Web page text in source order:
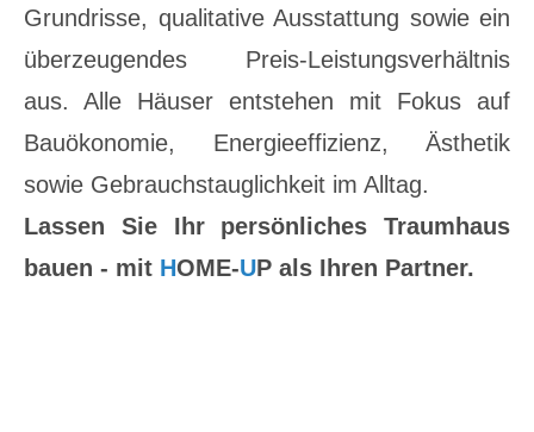
Grundrisse, qualitative Ausstattung sowie ein
überzeugendes Preis-Leistungsverhältnis
aus. Alle Häuser entstehen mit Fokus auf
Bauökonomie, Energieeffizienz, Ästhetik
sowie Gebrauchstauglichkeit im Alltag.
Lassen Sie Ihr persönliches Traumhaus
bauen - mit HOME-UP als Ihren Partner.